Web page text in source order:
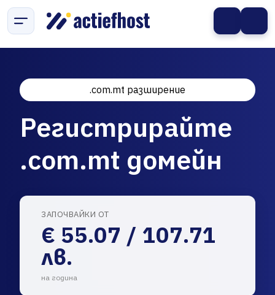
.com.mt разширение
Регистрирайте
.com.mt домейн
ЗАПОЧВАЙКИ ОТ
€ 55.07 / 107.71
лв.
на година